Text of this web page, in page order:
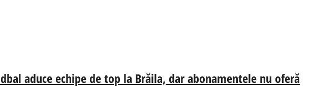
aduce echipe de top la Brăila, dar abonamentele nu oferă